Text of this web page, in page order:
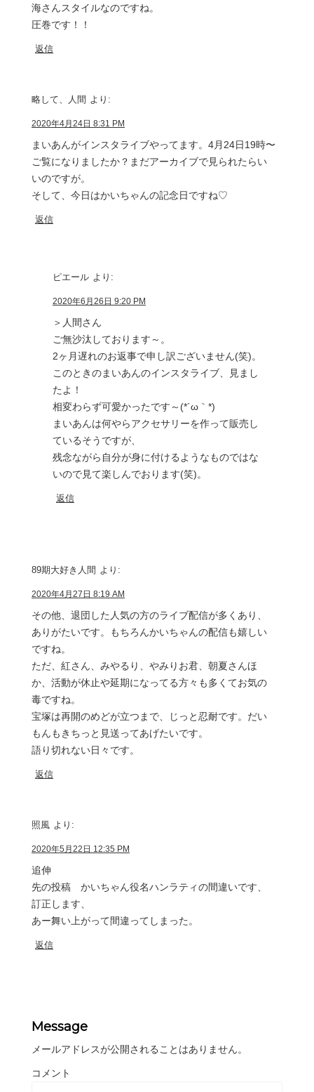
海さんスタイルなのですね。
圧巻です！！
返信
略して、人間 より:
2020年4月24日 8:31 PM
まいあんがインスタライブやってます。4月24日19時〜
ご覧になりましたか？まだアーカイブで見られたらい
いのですが。
そして、今日はかいちゃんの記念日ですね♡
返信
ピエール より:
2020年6月26日 9:20 PM
＞人間さん
ご無沙汰しております～。
2ヶ月遅れのお返事で申し訳ございません(笑)。
このときのまいあんのインスタライブ、見まし
たよ！
相変わらず可愛かったです～(*´ω｀*)
まいあんは何やらアクセサリーを作って販売し
ているそうですが、
残念ながら自分が身に付けるようなものではな
いので見て楽しんでおります(笑)。
返信
89期大好き人間 より:
2020年4月27日 8:19 AM
その他、退団した人気の方のライブ配信が多くあり、
ありがたいです。もちろんかいちゃんの配信も嬉しい
ですね。
ただ、紅さん、みやるり、やみりお君、朝夏さんほ
か、活動が休止や延期になってる方々も多くてお気の
毒ですね。
宝塚は再開のめどが立つまで、じっと忍耐です。だい
もんもきちっと見送ってあげたいです。
語り切れない日々です。
返信
照風 より:
2020年5月22日 12:35 PM
追伸
先の投稿 かいちゃん役名ハンラティの間違いです、
訂正します、
あー舞い上がって間違ってしまった。
返信
Message
メールアドレスが公開されることはありません。
コメント